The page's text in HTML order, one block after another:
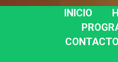
INICIO
CONTACTO